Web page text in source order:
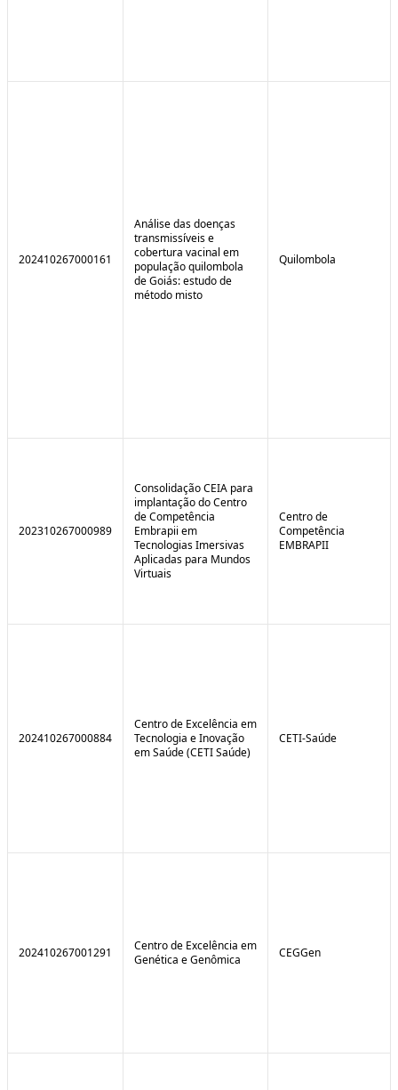
202410267000161
Análise das doenças
transmissíveis e
cobertura vacinal em
população quilombola
de Goiás: estudo de
método misto
Quilombola
202310267000989
Consolidação CEIA para
implantação do Centro
de Competência
Embrapii em
Tecnologias Imersivas
Aplicadas para Mundos
Virtuais
Centro de
Competência
EMBRAPII
202410267000884
Centro de Excelência em
Tecnologia e Inovação
em Saúde (CETI Saúde)
CETI-Saúde
202410267001291
Centro de Excelência em
Genética e Genômica
CEGGen